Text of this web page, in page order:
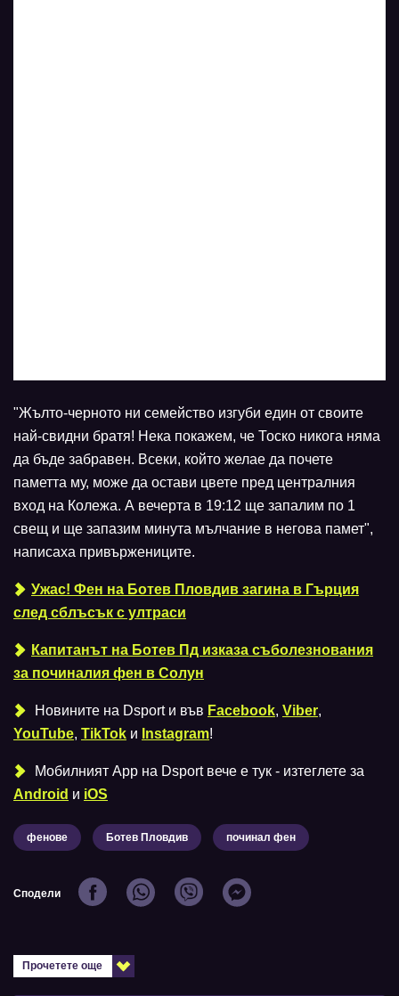
"Жълто-черното ни семейство изгуби един от своите
най-свидни братя! Нека покажем, че Тоско никога няма
да бъде забравен. Всеки, който желае да почете
паметта му, може да остави цвете пред централния
вход на Колежа. А вечерта в 19:12 ще запалим по 1
свещ и ще запазим минута мълчание в негова памет",
написаха привържениците.
Ужас! Фен на Ботев Пловдив загина в Гърция
след сблъсък с ултраси
Капитанът на Ботев Пд изказа съболезнования
за починалия фен в Солун
Новините на Dsport и във Facebook, Viber,
YouTube, TikTok и Instagram!
Мобилният Аpp на Dsport вече е тук - изтеглете за
Android и iOS
фенове Ботев Пловдив починал фен
Сподели
Прочетете още